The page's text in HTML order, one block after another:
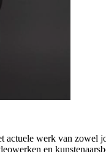
actuele werk van
en